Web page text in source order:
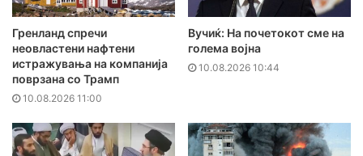
Гренланд спречи
неовластени нафтени
истражувања на компанија
поврзана со Трамп
10.08.2026 11:00
Вучиќ: На почетокот сме на
голема војна
10.08.2026 10:44